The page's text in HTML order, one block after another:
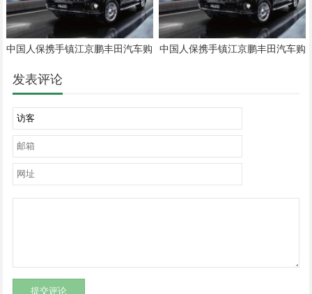
中国人保携手镇江京鹏丰田汽车购
中国人保携手镇江京鹏丰田汽车购
发表评论
提交评论